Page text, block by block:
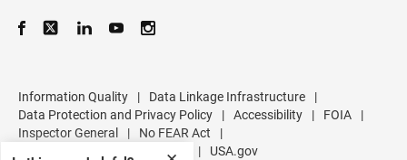
Information Quality | Data Linkage Infrastructure
|
Data Protection and Privacy Policy
| Accessibility | FOIA
|
Inspector General
| No FEAR Act
|
| USA.gov